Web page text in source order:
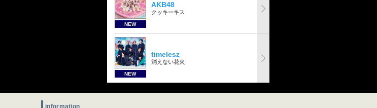
NEW
AKB48
クッキーキス
NEW
timelesz
消えない花火
information